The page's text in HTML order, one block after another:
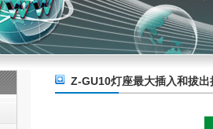
Z-GU10灯座最大插入和拔出